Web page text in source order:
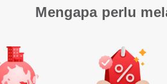
Mengapa perlu